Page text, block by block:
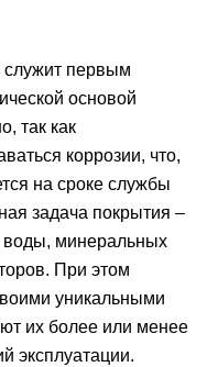
служит первым
основой
так как
коррозии, что,
на сроке службы
задача покрытия –
воды, минеральных
При этом
уникальными
их более или менее
эксплуатации.